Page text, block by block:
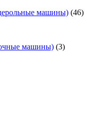
машины) (46)
машины) (3)